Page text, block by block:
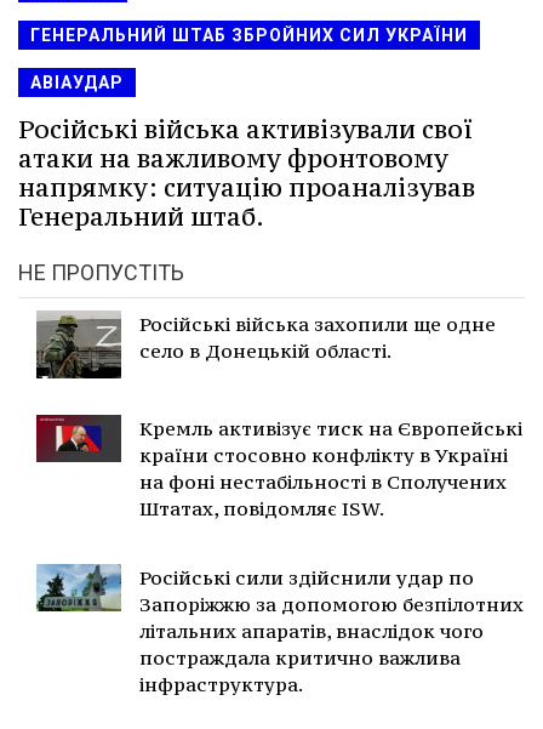
ГЕНЕРАЛЬНИЙ ШТАБ ЗБРОЙНИХ СИЛ УКРАЇНИ
АВІАУДАР
Російські війська активізували свої
атаки на важливому фронтовому
напрямку: ситуацію проаналізував
Генеральний штаб.
НЕ ПРОПУСТІТЬ
Російські війська захопили ще одне
село в Донецькій області.
Кремль активізує тиск на Європейські
країни стосовно конфлікту в Україні
на фоні нестабільності в Сполучених
Штатах, повідомляє ISW.
Російські сили здійснили удар по
Запоріжжю за допомогою безпілотних
літальних апаратів, внаслідок чого
постраждала критично важлива
інфраструктура.